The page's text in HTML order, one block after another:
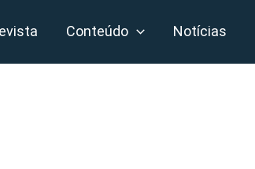
Conteúdo Notícias